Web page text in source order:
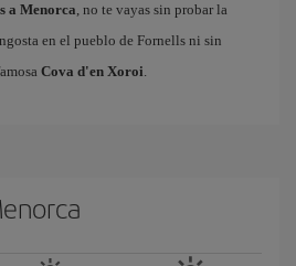
a Menorca, no te vayas sin probar la
en el pueblo de Fornells ni sin
Cova d'en Xoroi.